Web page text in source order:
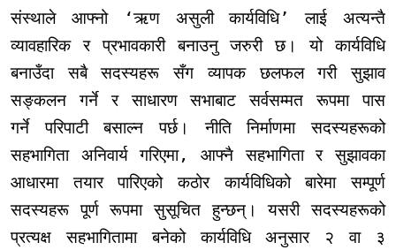
संस्थाले आफ्नो ‘ऋण असुली कार्यविधि’ लाई अत्यन्तै
व्यावहारिक र प्रभावकारी बनाउनु जरुरी छ। यो कार्यविधि
बनाउँदा सबै सदस्यहरू सँग व्यापक छलफल गरी सुझाव
सङ्कलन गर्ने र साधारण सभाबाट सर्वसम्मत रूपमा पास
गर्ने परिपाटी बसाल्न पर्छ। नीति निर्माणमा सदस्यहरूको
सहभागिता अनिवार्य गरिएमा, आफ्नै सहभागिता र सुझावका
आधारमा तयार पारिएको कठोर कार्यविधिको बारेमा सम्पूर्ण
सदस्यहरू पूर्ण रूपमा सुसूचित हुन्छन्। यसरी सदस्यहरूको
प्रत्यक्ष सहभागितामा बनेको कार्यविधि अनुसार २ वा ३